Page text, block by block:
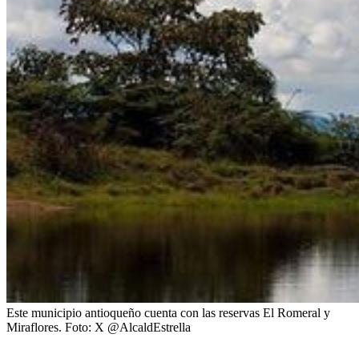
Este municipio antioqueño cuenta con las reservas El Romeral y
Miraflores. Foto: X @AlcaldEstrella